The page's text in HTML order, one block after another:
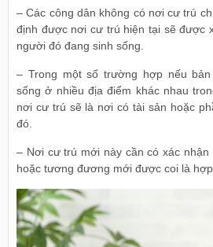
– Các công dân không có nơi cư trú
định được nơi cư trú hiện tại sẽ được
người đó đang sinh sống.
– Trong một số trường hợp nếu
sống ở nhiều địa điểm khác nhau
nơi cư trú sẽ là nơi có tài sản hoặc
đó.
– Nơi cư trú mới này cần có xác
hoặc tương đương mới được coi là